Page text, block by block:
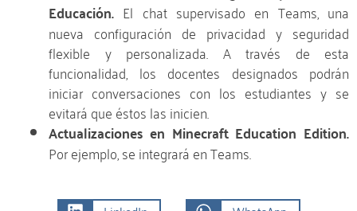
Educación. El chat supervisado en Teams, una
nueva configuración de privacidad y seguridad
flexible y personalizada. A través de esta
funcionalidad, los docentes designados podrán
iniciar conversaciones con los estudiantes y se
evitará que éstos las inicien.
Actualizaciones en Minecraft Education Edition.
Por ejemplo, se integrará en Teams.